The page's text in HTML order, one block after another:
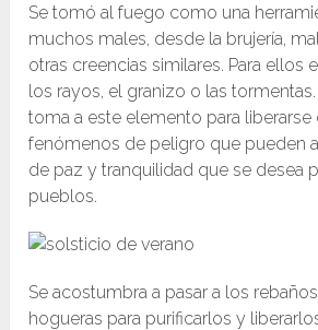
Se tomó al fuego como una
muchos males, desde la brujería,
otras creencias similares. Para ellos
los rayos, el granizo o las
toma a este elemento para liberarse
fenómenos de peligro que pueden
de paz y tranquilidad que se desea
pueblos.
Se acostumbra a pasar a los
hogueras para purificarlos y